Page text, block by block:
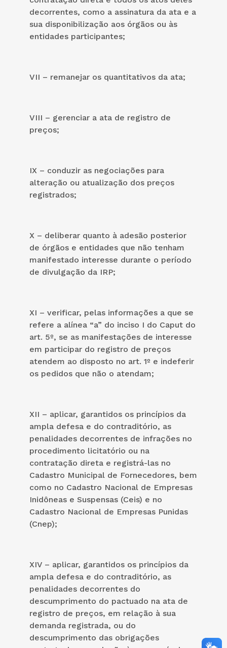
decorrentes, como a assinatura da ata e a
sua disponibilização aos órgãos ou às
entidades participantes;
VII – remanejar os quantitativos da ata;
VIII – gerenciar a ata de registro de
preços;
IX – conduzir as negociações para
alteração ou atualização dos preços
registrados;
X – deliberar quanto à adesão posterior
de órgãos e entidades que não tenham
manifestado interesse durante o período
de divulgação da IRP;
XI – verificar, pelas informações a que se
refere a alínea “a” do inciso I do Caput do
art. 5º, se as manifestações de interesse
em participar do registro de preços
atendem ao disposto no art. 1º e indeferir
os pedidos que não o atendam;
XII – aplicar, garantidos os princípios da
ampla defesa e do contraditório, as
penalidades decorrentes de infrações no
procedimento licitatório ou na
contratação direta e registrá-las no
Cadastro Municipal de Fornecedores, bem
como no Cadastro Nacional de Empresas
Inidôneas e Suspensas (Ceis) e no
Cadastro Nacional de Empresas Punidas
(Cnep);
XIV – aplicar, garantidos os princípios da
ampla defesa e do contraditório, as
penalidades decorrentes do
descumprimento do pactuado na ata de
registro de preços, em relação à sua
demanda registrada, ou do
descumprimento das obrigações